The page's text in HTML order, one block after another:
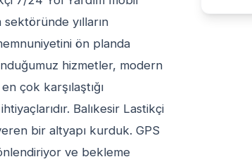
yılların
ön planda
hizmetler, modern
çok karşılaştığı
Balıkesir Lastikçi
bir altyapı kurduk. GPS
ve bekleme